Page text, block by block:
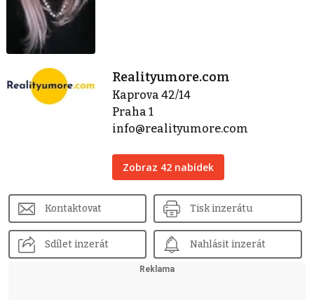
Realityumore.com
Kaprova 42/14
Praha 1
info@realityumore.com
Zobraz 42 nabídek
Kontaktovat Tisk inzerátu
Sdílet inzerát Nahlásit inzerát